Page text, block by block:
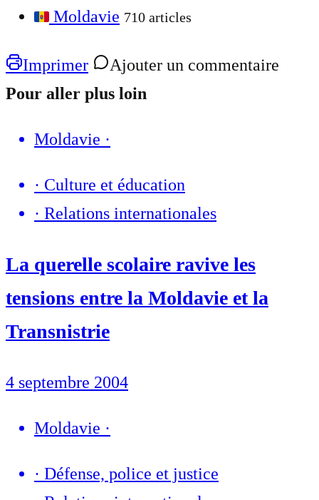
Moldavie 710 articles
Imprimer
Ajouter un commentaire
Pour aller plus loin
Moldavie ·
· Culture et éducation
· Relations internationales
La querelle scolaire ravive les
tensions entre la Moldavie et la
Transnistrie
4 septembre 2004
Moldavie ·
· Défense, police et justice